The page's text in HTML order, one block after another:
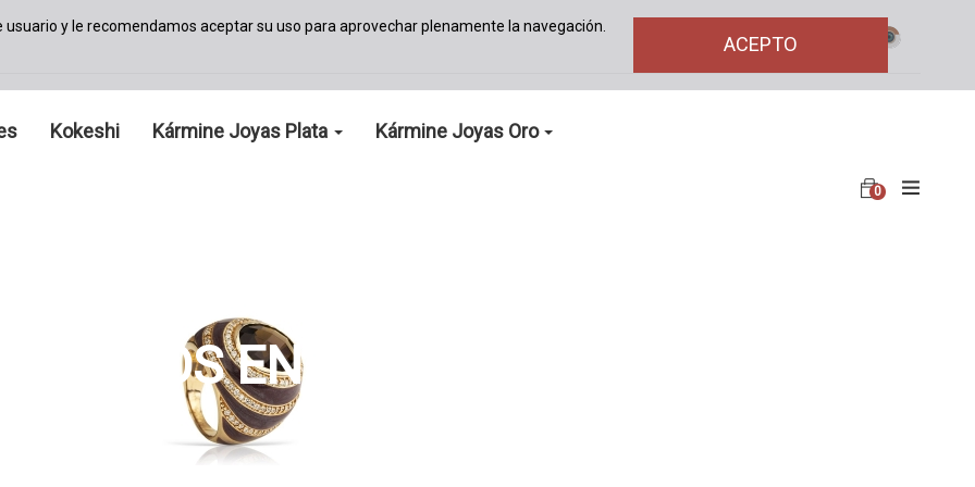
Kokeshi Kármine Joyas Plata Kármine Joyas Oro
0
y le recomendamos aceptar su uso para aprovechar plenamente la navegación.
ACEPTO
ANILLOS EN PLATA